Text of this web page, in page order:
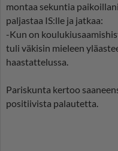
montaa sekuntia
paljastaa IS:lle ja jatkaa:
-Kun on
tuli väkisin mieleen
haastattelussa.
Pariskunta kertoo
positiivista palautetta.